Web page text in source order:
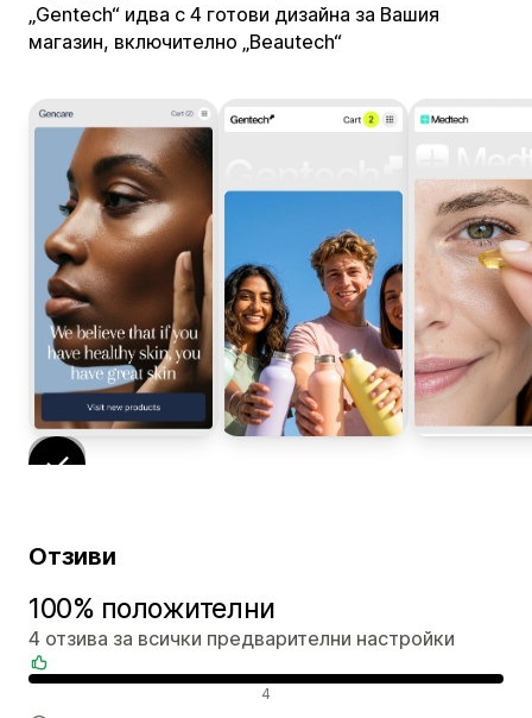
„Gentech“ идва с 4 готови дизайна за Вашия
магазин, включително „Beautech“
Отзиви
100% положителни
4 отзива за всички предварителни настройки
4